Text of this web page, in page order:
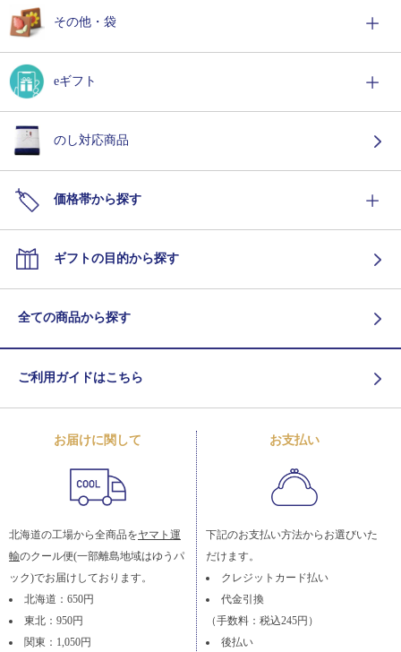
その他・袋
eギフト
のし対応商品
価格帯から探す
ギフトの目的から探す
全ての商品から探す
ご利用ガイドはこちら
お届けに関して
北海道の工場から全商品をヤマト運
輸のクール便(一部離島地域はゆうパ
ック)でお届けしております。
北海道：650円
東北：950円
関東：1,050円
お支払い
下記のお支払い方法からお選びいた
だけます。
クレジットカード払い
代金引換
（手数料：税込245円）
後払い